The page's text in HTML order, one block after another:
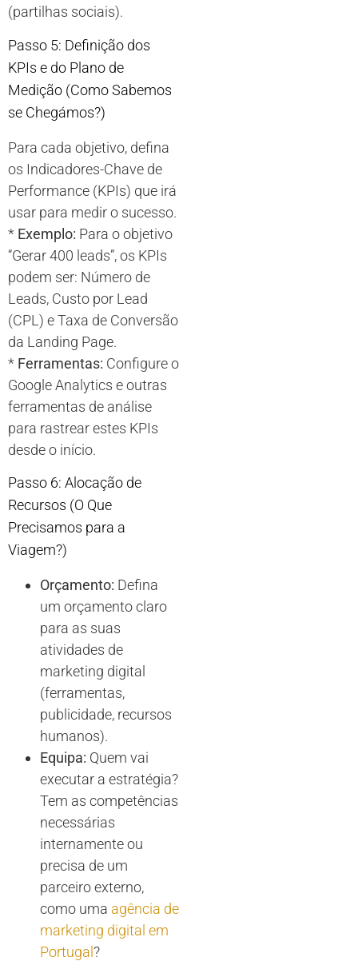
(partilhas sociais).
Passo 5: Definição dos
KPIs e do Plano de
Medição (Como Sabemos
se Chegámos?)
Para cada objetivo, defina
os Indicadores-Chave de
Performance (KPIs) que irá
usar para medir o sucesso.
* Exemplo: Para o objetivo
“Gerar 400 leads”, os KPIs
podem ser: Número de
Leads, Custo por Lead
(CPL) e Taxa de Conversão
da Landing Page.
* Ferramentas: Configure o
Google Analytics e outras
ferramentas de análise
para rastrear estes KPIs
desde o início.
Passo 6: Alocação de
Recursos (O Que
Precisamos para a
Viagem?)
Orçamento: Defina
um orçamento claro
para as suas
atividades de
marketing digital
(ferramentas,
publicidade, recursos
humanos).
Equipa: Quem vai
executar a estratégia?
Tem as competências
necessárias
internamente ou
precisa de um
parceiro externo,
como uma agência de
marketing digital em
Portugal ?